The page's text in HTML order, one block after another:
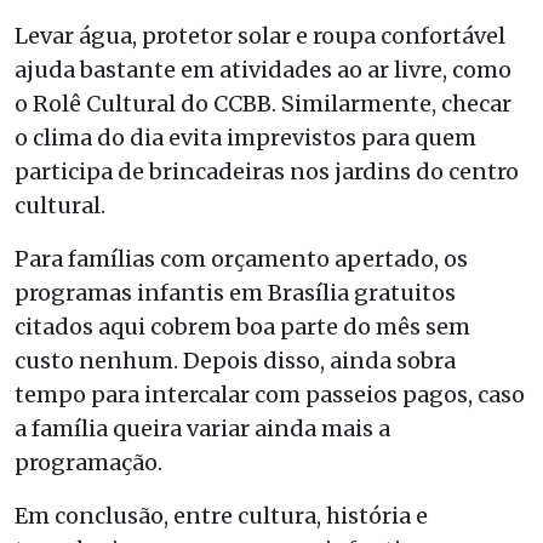
Levar água, protetor solar e roupa confortável
ajuda bastante em atividades ao ar livre, como
o Rolê Cultural do CCBB. Similarmente, checar
o clima do dia evita imprevistos para quem
participa de brincadeiras nos jardins do centro
cultural.
Para famílias com orçamento apertado, os
programas infantis em Brasília gratuitos
citados aqui cobrem boa parte do mês sem
custo nenhum. Depois disso, ainda sobra
tempo para intercalar com passeios pagos, caso
a família queira variar ainda mais a
programação.
Em conclusão, entre cultura, história e